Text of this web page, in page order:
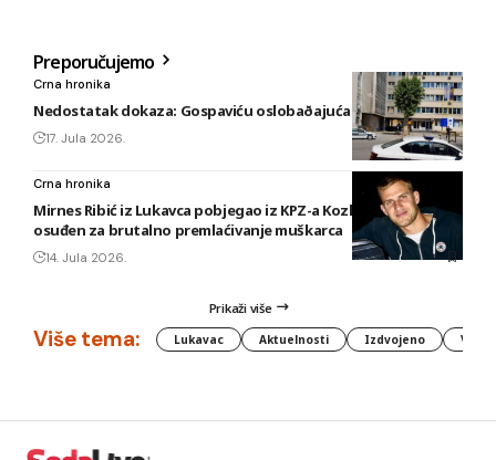
Preporučujemo
Crna hronika
Nedostatak dokaza: Gospaviću oslobaðajuća presuda
17. Jula 2026.
Crna hronika
Mirnes Ribić iz Lukavca pobjegao iz KPZ-a Kozlovac u Tuzli,
osuđen za brutalno premlaćivanje muškarca
14. Jula 2026.
Prikaži više
Više tema: Lukavac Aktuelnosti Izdvojeno